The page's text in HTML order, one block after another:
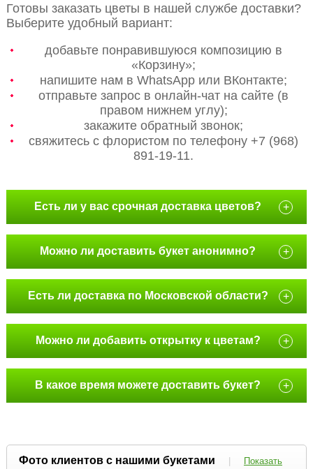
Готовы заказать цветы в нашей службе доставки?
Выберите удобный вариант:
добавьте понравившуюся композицию в
«Корзину»;
напишите нам в WhatsApp или ВКонтакте;
отправьте запрос в онлайн-чат на сайте (в
правом нижнем углу);
закажите обратный звонок;
свяжитесь с флористом по телефону +7 (968)
891-19-11.
Есть ли у вас срочная доставка цветов? +
Можно ли доставить букет анонимно? +
Есть ли доставка по Московской области? +
Можно ли добавить открытку к цветам? +
В какое время можете доставить букет? +
Фото клиентов с нашими букетами |
Показать